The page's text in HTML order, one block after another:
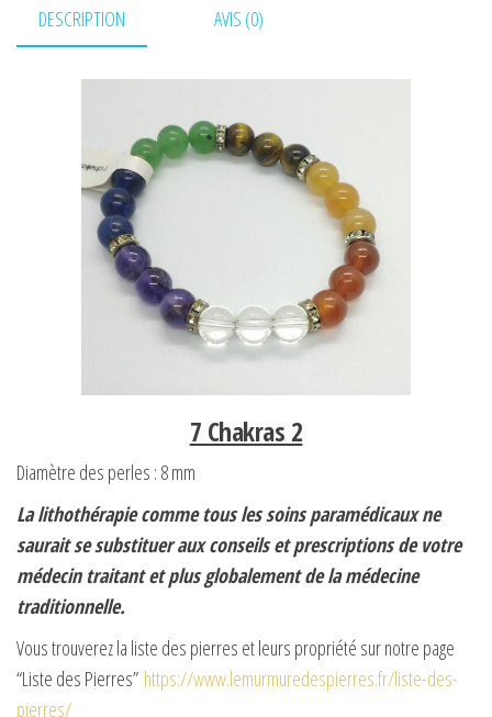
DESCRIPTION AVIS (0)
7 Chakras 2
Diamètre des perles : 8 mm
La lithothérapie comme tous les soins paramédicaux ne
saurait se substituer aux conseils et prescriptions de votre
médecin traitant et plus globalement de la médecine
traditionnelle.
Vous trouverez la liste des pierres et leurs propriété sur notre page
“Liste des Pierres” https://www.lemurmuredespierres.fr/liste-des-
pierres/